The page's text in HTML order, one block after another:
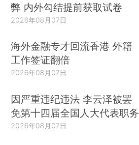
弊 内外勾结提前获取试卷
2026年08月07日
海外金融专才回流香港 外籍
工作签证翻倍
2026年08月07日
因严重违纪违法 李云泽被罢
免第十四届全国人大代表职务
2026年08月07日